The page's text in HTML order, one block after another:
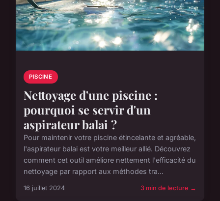
PISCINE
Nettoyage d'une piscine :
pourquoi se servir d'un
aspirateur balai ?
Pour maintenir votre piscine étincelante et agréable,
l'aspirateur balai est votre meilleur allié. Découvrez
comment cet outil améliore nettement l'efficacité du
nettoyage par rapport aux méthodes tra...
16 juillet 2024 3 min de lecture →